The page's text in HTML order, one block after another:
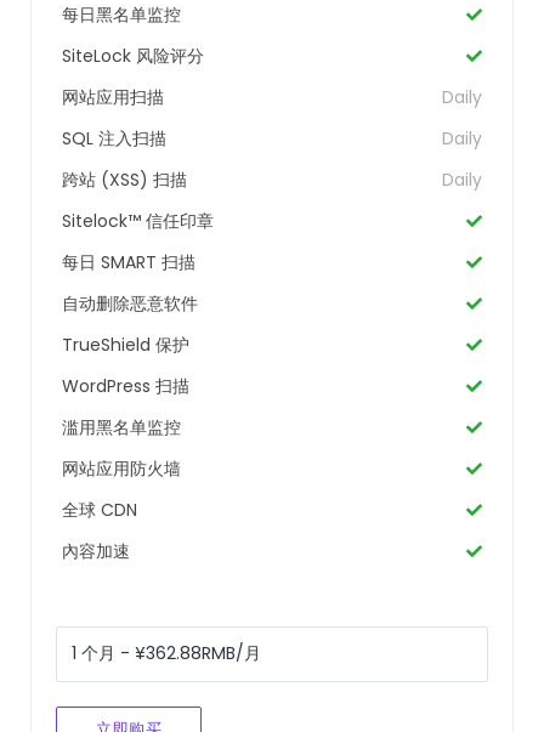
每日黑名单监控
SiteLock 风险评分
网站应用扫描
Daily
SQL 注入扫描
Daily
跨站 (XSS) 扫描
Daily
Sitelock™ 信任印章
每日 SMART 扫描
自动删除恶意软件
TrueShield 保护
WordPress 扫描
滥用黑名单监控
网站应用防火墙
全球 CDN
內容加速